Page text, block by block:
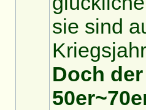
sie sind
Doch